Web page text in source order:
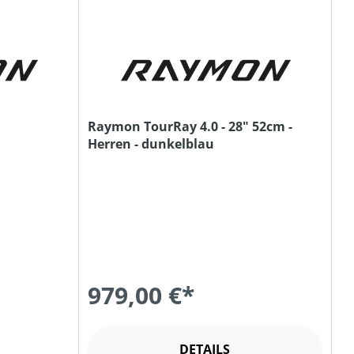
Raymon TourRay 4.0 - 28" 52cm -
Herren - dunkelblau
979,00 €*
DETAILS